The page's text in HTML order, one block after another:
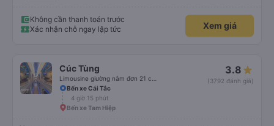
Không cần thanh toán trước
Xác nhận chỗ ngay lập tức
Xem giá
Cúc Tùng 3.8
(3792 đánh giá)
Bến xe Cái Tắc
4 giờ 15 phút
Bến xe Tam Hiệp